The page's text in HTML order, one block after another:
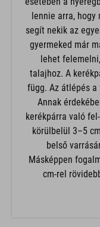
lennie arra, hogy
segít nekik az
gyermeked már
lehet
talajhoz. A
függ. Az átlépés
Annak
kerékpárra való
körülbelül 3–5
belső
Másképpen
cm-rel